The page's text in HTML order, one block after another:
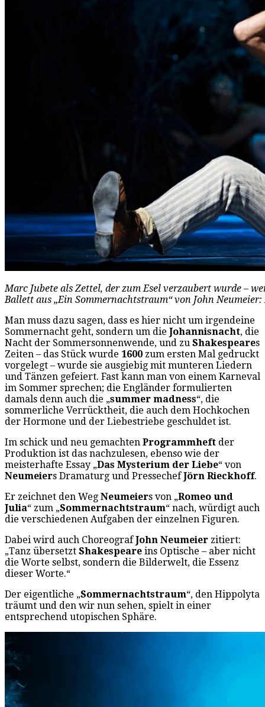
Marc Jubete als Zettel, der zum Esel verzaubert wurde –
Ballett aus „Ein Sommernachtstraum“ von John
Man muss dazu sagen, dass es hier nicht um irgendeine
Sommernacht geht, sondern um die Johannisnacht, die
Nacht der Sommersonnenwende, und zu Shakespeares
Zeiten – das Stück wurde 1600 zum ersten Mal gedruckt
vorgelegt – wurde sie ausgiebig mit munteren Liedern
und Tänzen gefeiert. Fast kann man von einem Karneval
im Sommer sprechen; die Engländer formulierten
damals denn auch die „summer madness“, die
sommerliche Verrücktheit, die auch dem Hochkochen
der Hormone und der Liebestriebe geschuldet ist.
Im schick und neu gemachten Programmheft der
Produktion ist das nachzulesen, ebenso wie der
meisterhafte Essay „Das Mysterium der Liebe“ von
Neumeiers Dramaturg und PressechefJörn Rieckhoff.
Er zeichnet den Weg Neumeiers von „Romeo und
Julia“ zum „Sommernachtstraum“ nach, würdigt auch
die verschiedenen Aufgaben der einzelnen Figuren.
Dabei wird auch ChoreografJohn Neumeier zitiert:
„Tanz übersetzt Shakespeare ins Optische – aber nicht
die Worte selbst, sondern die Bilderwelt, die Essenz
dieser Worte.“
Der eigentliche „Sommernachtstraum“, den Hippolyta
träumt und den wir nun sehen, spielt in einer
entsprechend utopischen Sphäre.